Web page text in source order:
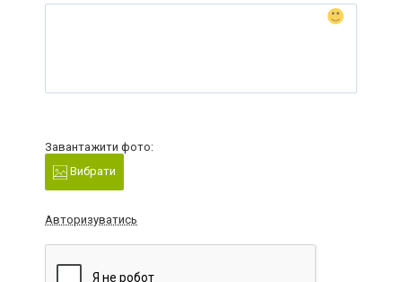
Завантажити фото:
Вибрати
Авторизуватись